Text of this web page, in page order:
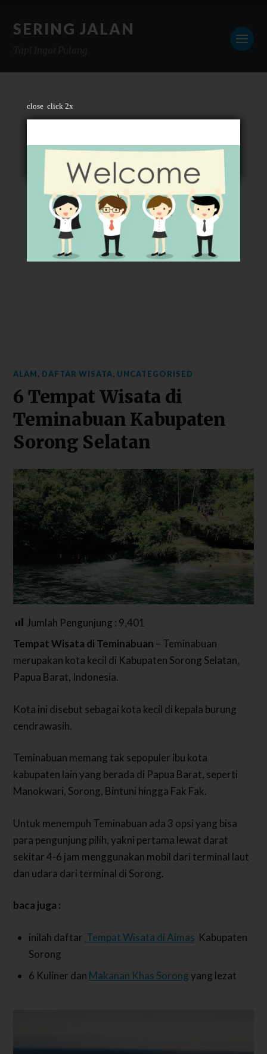
close click 2x
SERING JALAN
ALAM, DAFTAR WISATA, UNCATEGORISED
6 Tempat Wisata di
Teminabuan Kabupaten
Sorong Selatan
Jumlah Pengunjung : 9,401
Tempat Wisata di Teminabuan – Teminabuan
merupakan kota kecil di Kabupaten Sorong Selatan,
Papua Barat, Indonesia.
Kota ini disebut sebagai kota kecil di kepala burung
cendrawasih.
Teminabuan memang tak sepopuler ibu kota
kabupaten lain yang berada di Papua Barat, seperti
Manokwari, Sorong, Bintuni hingga Fak Fak.
Untuk menempuh Teminabuan ada 3 opsi yang bisa
para pengunjung pilih, yakni pertama lewat darat
sekitar 4-6 jam menggunakan mobil dari terminal laut
dan udara dari terminal di Sorong.
baca juga :
inilah daftar Tempat Wisata di Aimas Kabupaten
Sorong
6 Kuliner dan Makanan Khas Sorongyang lezat